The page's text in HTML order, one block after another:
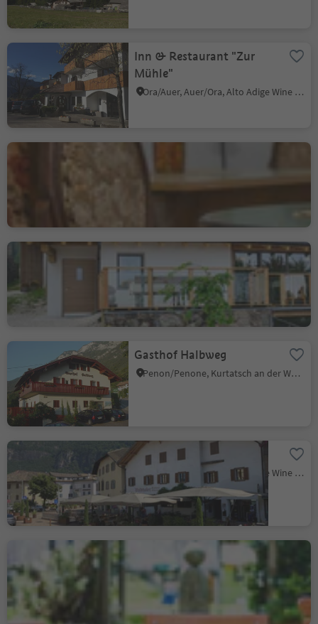
Inn & Restaurant "Zur
Mühle"
Ora/Auer, Auer/Ora, Alto Adige Wine Road
Bar Vaja
Mountain Inn Dorfner
Casignano/Gschnon, Montan/Montagna, Alto Adige Wine Road
Niveau de durabilité 2
Gasthof Halbweg
Penon/Penone, Kurtatsch an der Weinstraße/Cortaccia sulla Strada del Vino, Alto Adige Wine Road
Restaurant Waldthaler
Ora/Auer, Auer/Ora, Alto Adige Wine Road
Grill Unterland
Salorno/Salurn, Alto Adige Wine Road